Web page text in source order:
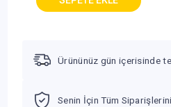
Ürününüz gün içerisinde
Senin İçin Tüm